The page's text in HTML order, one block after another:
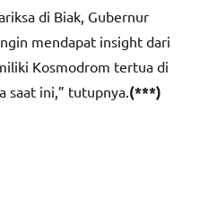
di Biak, Gubernur
mendapat insight dari
Kosmodrom tertua di
saat ini,” tutupnya. (***)